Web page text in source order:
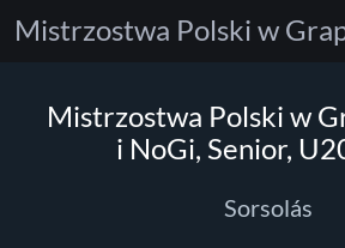
Mistrzostwa Polski w
i NoGi, Senior,
Sorsolás